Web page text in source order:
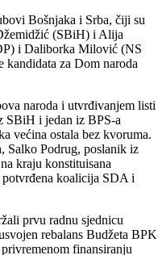
iz Narodne stranke radom
Bošnjaka i Srba, čiji su
(SBiH) i Alija
za Dom naroda
naroda i utvrđivanjem listi
SBiH i jedan iz BPS-a
većina ostala bez kvoruma.
Podrug, poslanik iz
koalicija SDA i